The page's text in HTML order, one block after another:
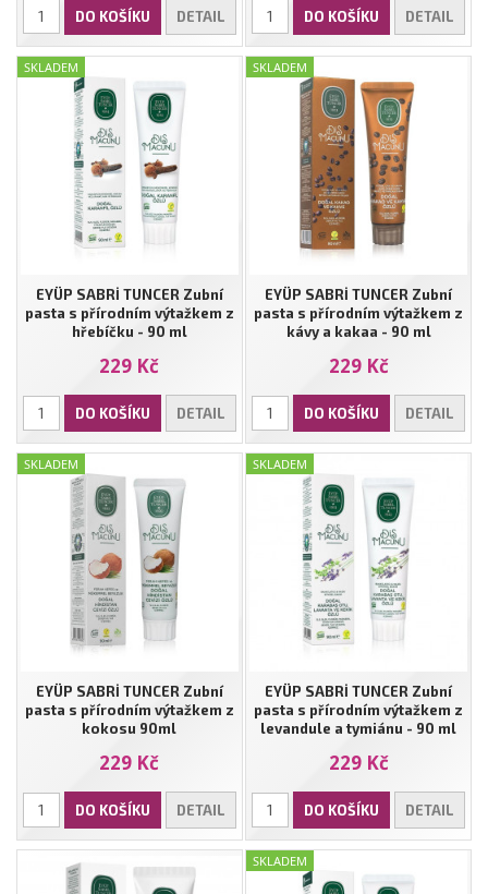
DO KOŠÍKU DETAIL DO KOŠÍKU DETAIL
EYÜP SABRİ TUNCER Zubní
pasta s přírodním výtažkem z
hřebíčku - 90 ml
229 Kč
DO KOŠÍKU DETAIL
SKLADEM
EYÜP SABRİ TUNCER Zubní
pasta s přírodním výtažkem z
kávy a kakaa - 90 ml
229 Kč
DO KOŠÍKU DETAIL
SKLADEM
EYÜP SABRİ TUNCER Zubní
pasta s přírodním výtažkem z
kokosu 90ml
229 Kč
DO KOŠÍKU DETAIL
SKLADEM
EYÜP SABRİ TUNCER Zubní
pasta s přírodním výtažkem z
levandule a tymiánu - 90 ml
229 Kč
DO KOŠÍKU DETAIL
SKLADEM
SKLADEM